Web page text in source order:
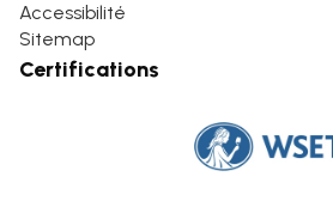
Accessibilité
Sitemap
Certifications